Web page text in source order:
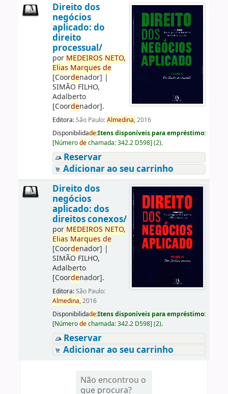
Direito dos
negócios
aplicado: do
direito
processual/
por MEDEIROS NETO,
Elias Marques de
[Coordenador] |
SIMÃO FILHO,
Adalberto
[Coordenador].
Editora:São Paulo:Almedina,2016
Disponibilidade:Itens disponíveis para empréstimo:
[Númerodechamada:342.2 D598] (2).
Reservar
Adicionar ao seu carrinho
Direito dos
negócios
aplicado: dos
direitos conexos/
por MEDEIROS NETO,
Elias Marques de
[Coordenador] |
SIMÃO FILHO,
Adalberto
[Coordenador].
Editora:São Paulo:
Almedina,2016
Disponibilidade:Itens disponíveis para empréstimo:
[Númerodechamada:342.2 D598] (2).
Reservar
Adicionar ao seu carrinho
Não encontrou o
que procura?